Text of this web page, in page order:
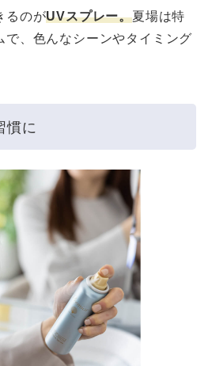
るのがUVスプレー。夏場は特
で、色んなシーンやタイミング
慣に